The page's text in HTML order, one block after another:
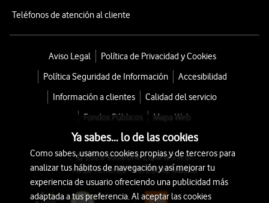
Teléfonos de atención al cliente
Aviso Legal
Política de Privacidad y Cookies
Política Seguridad de Información
Accesibilidad
Información a clientes
Calidad del servicio
Fondos Públicos
Mapa Web
© 2026 Vodafone España S.A.U.
Avda. América 115, 28042 Madrid
Ya sabes... lo de las cookies
Como sabes, usamos cookies propias y de terceros para
analizar tus hábitos de navegación y así mejorar tu
experiencia de usuario ofreciendo una publicidad más
adaptada a tus preferencia. Al aceptar las cookies